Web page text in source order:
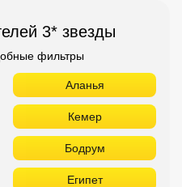
3* звезды
фильтры
Аланья
Кемер
Бодрум
Египет